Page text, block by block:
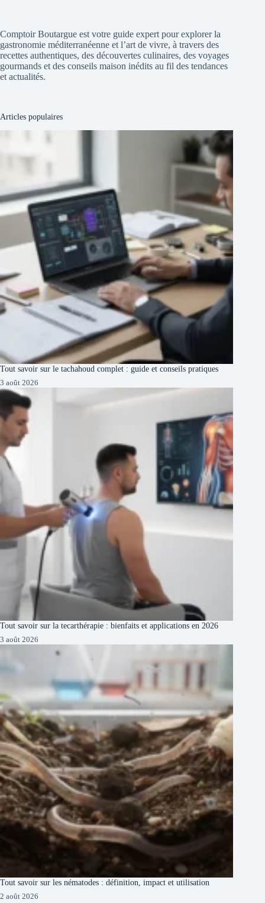
Comptoir Boutargue est votre guide expert pour explorer la
gastronomie méditerranéenne et l’art de vivre, à travers des
recettes authentiques, des découvertes culinaires, des voyages
gourmands et des conseils maison inédits au fil des tendances
et actualités.
Articles populaires
Tout savoir sur le tachahoud complet : guide et conseils pratiques
3 août 2026
Tout savoir sur la tecarthérapie : bienfaits et applications en 2026
3 août 2026
Tout savoir sur les nématodes : définition, impact et utilisation
2 août 2026